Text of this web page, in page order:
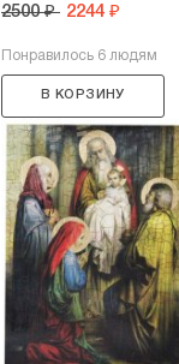
2500 ₽ 2244 ₽
Понравилось 6 людям
В КОРЗИНУ